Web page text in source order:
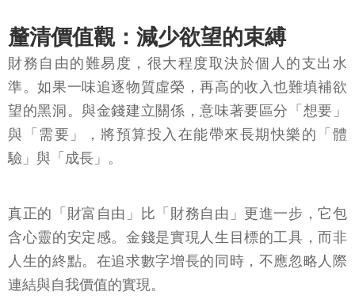
釐清價值觀：減少欲望的束縛
財務自由的難易度，很大程度取決於個人的支出水
準。如果一味追逐物質虛榮，再高的收入也難填補欲
望的黑洞。與金錢建立關係，意味著要區分「想要」
與「需要」，將預算投入在能帶來長期快樂的「體
驗」與「成長」。
真正的「財富自由」比「財務自由」更進一步，它包
含心靈的安定感。金錢是實現人生目標的工具，而非
人生的終點。在追求數字增長的同時，不應忽略人際
連結與自我價值的實現。